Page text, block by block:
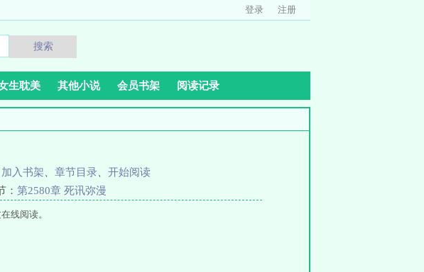
登录 注册
搜索
生耽美 其他小说 会员书架 阅读记录
加入书架 章节目录
开始阅读
： 第2580章 死讯弥漫
线阅读。